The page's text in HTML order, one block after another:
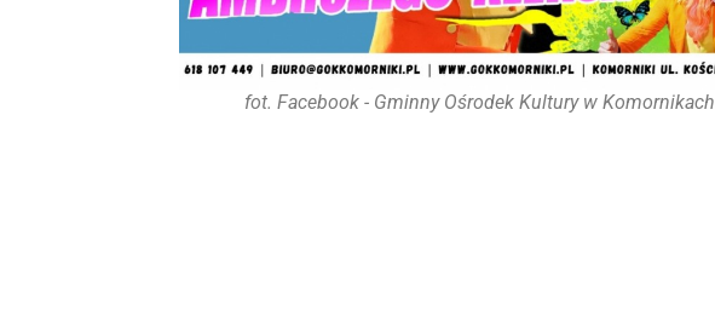
fot. Facebook - Gminny Ośrodek Kultury w Komornikach